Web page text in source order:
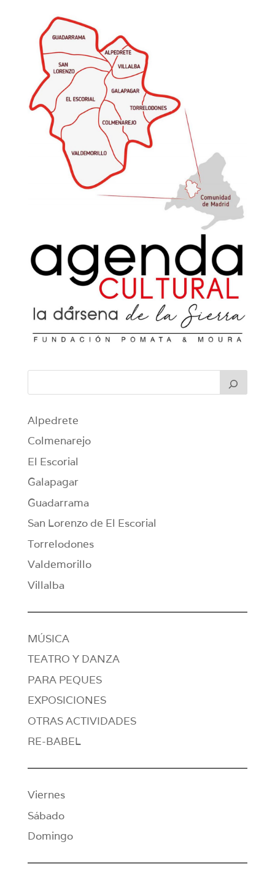
Alpedrete
Colmenarejo
El Escorial
Galapagar
Guadarrama
San Lorenzo de El Escorial
Torrelodones
Valdemorillo
Villalba
MÚSICA
TEATRO Y DANZA
PARA PEQUES
EXPOSICIONES
OTRAS ACTIVIDADES
RE-BABEL
Viernes
Sábado
Domingo